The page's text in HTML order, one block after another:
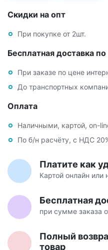
Скидки на опт
При покупке от 2шт.
Бесплатная доставка
При заказе по цене
До транспортных
Оплата
Наличными, картой, on-
По б/н расчёту, с НДС
Платите как
Картой онлайн
Бесплатная
при сумме заказа
Полный
товар